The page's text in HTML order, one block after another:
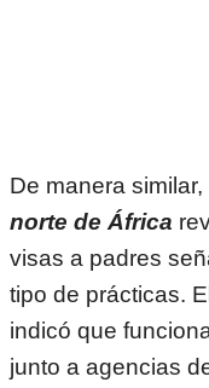
De manera
norte de África
visas a padres
tipo de prácticas.
indicó que
junto a agencias